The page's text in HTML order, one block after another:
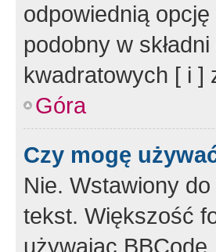
odpowiednią
podobny w
kwadratowych [ i ]
Góra
Czy mogę
Nie. Wstawiony
tekst. Większość
używając BBCode.